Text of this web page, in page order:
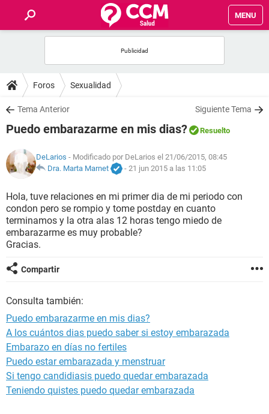
MENU
FOROS
SALUD
NUTRICIÓN
BIENESTAR
SEXUALIDAD
GLOSARIO
Foros Sexualidad
Tema Anterior Siguiente Tema
Puedo embarazarme en mis dias? Resuelto
DeLarios - Modificado por DeLarios el 21/06/2015, 08:45
Dra. Marta Marnet
- 21 jun 2015 a las 11:05
Hola, tuve relaciones en mi primer dia de mi periodo con
condon pero se rompio y tome postday en cuanto
terminamos y la otra alas 12 horas tengo miedo de
embarazarme es muy probable?
Gracias.
Compartir
Consulta también:
Puedo embarazarme en mis dias?
A los cuántos dias puedo saber si estoy embarazada
Embarazo en días no fertiles
Puedo estar embarazada y menstruar
Si tengo candidiasis puedo quedar embarazada
Teniendo quistes puedo quedar embarazada